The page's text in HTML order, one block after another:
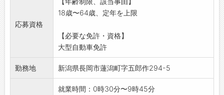
それに伴う増員募集です。新しい施設で快適
な仕事環境です。
応募資格
18歳〜64歳、定年を上限
【必要な免許・資格】
大型自動車免許
勤務地 新潟県長岡市蓮潟町字五郎作294-5
就業時間：0時30分〜9時45分